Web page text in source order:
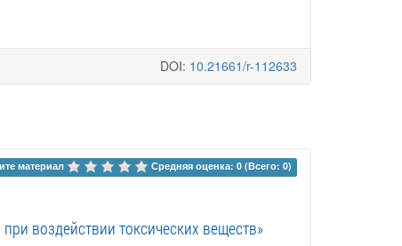
DOI: 10.21661/r-112633
материал Средняя оценка: 0 (Всего: 0)
воздействии токсических веществ»